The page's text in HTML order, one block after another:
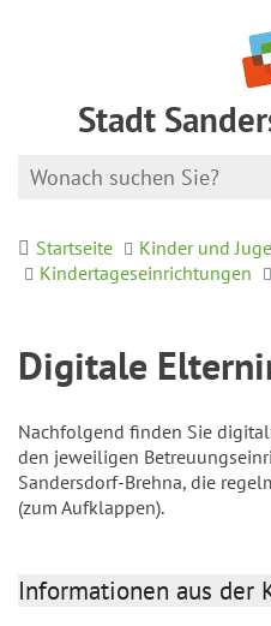
Stadt
Startseite
Kinder und
Kindertageseinrichtungen
Digitale
Nachfolgend finden Sie
den jeweiligen
Sandersdorf-Brehna, die
(zum Aufklappen).
Informationen aus der